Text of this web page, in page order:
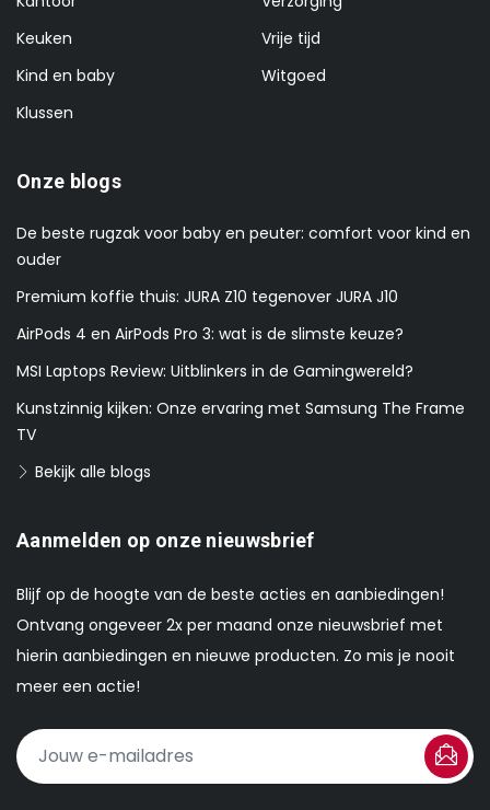
Keuken
Kind en baby
Klussen
Vrije tijd
Witgoed
Onze blogs
De beste rugzak voor baby en peuter: comfort voor kind en
ouder
Premium koffie thuis: JURA Z10 tegenover JURA J10
AirPods 4 en AirPods Pro 3: wat is de slimste keuze?
MSI Laptops Review: Uitblinkers in de Gamingwereld?
Kunstzinnig kijken: Onze ervaring met Samsung The Frame
TV
Bekijk alle blogs
Aanmelden op onze nieuwsbrief
Blijf op de hoogte van de beste acties en aanbiedingen!
Ontvang ongeveer 2x per maand onze nieuwsbrief met
hierin aanbiedingen en nieuwe producten. Zo mis je nooit
meer een actie!